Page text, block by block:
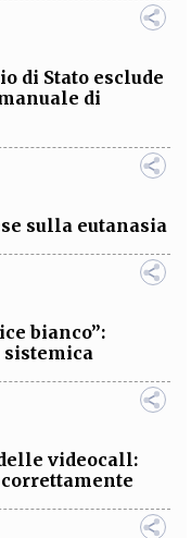
di Stato esclude
di
sulla eutanasia
bianco”:
videocall: